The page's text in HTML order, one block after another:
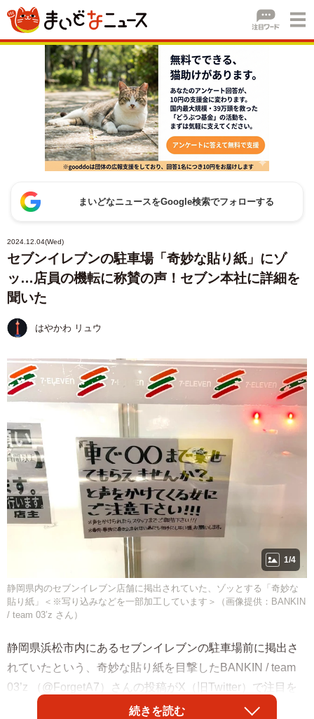
まいどなニュースをGoogle検索でフォローする
2024.12.04(Wed)
セブンイレブンの駐車場「奇妙な貼り紙」にゾ
ッ…店員の機転に称賛の声！セブン本社に詳細を
聞いた
はやかわ リュウ
1/4
静岡県内のセブンイレブン店舗に掲出されていた、ゾッとする「奇妙な
貼り紙」＜※写り込みなどを一部加工しています＞（画像提供：BANKIN
/ team 03’z さん）
静岡県浜松市内にあるセブンイレブンの駐車場前に掲出さ
れていたという、奇妙な貼り紙を目撃したBANKIN / team
03’z （@ForgetA7）さんの投稿がX（旧Twitter）で注目を
続きを読む